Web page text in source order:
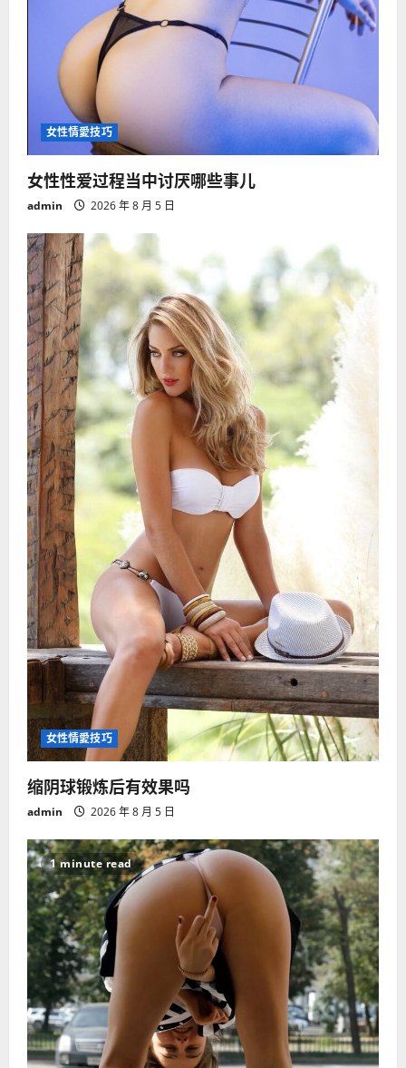
女性情愛技巧
女性性爱过程当中讨厌哪些事儿
admin 2026 年 8 月 5 日
女性情愛技巧
缩阴球锻炼后有效果吗
admin 2026 年 8 月 5 日
1 minute read